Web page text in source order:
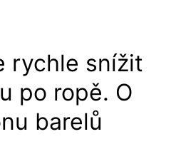
rychle snížit
po ropě. O
barelů